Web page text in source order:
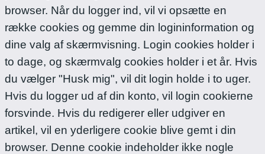
browser. Når du logger ind, vil vi opsætte en
række cookies og gemme din logininformation og
dine valg af skærmvisning. Login cookies holder i
to dage, og skærmvalg cookies holder i et år. Hvis
du vælger "Husk mig", vil dit login holde i to uger.
Hvis du logger ud af din konto, vil login cookierne
forsvinde. Hvis du redigerer eller udgiver en
artikel, vil en yderligere cookie blive gemt i din
browser. Denne cookie indeholder ikke nogle